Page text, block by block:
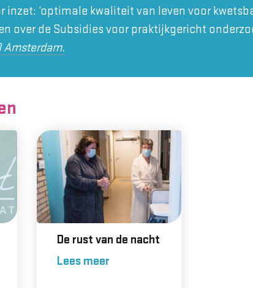
inzet: ‘optimale kwaliteit van leven voor
over de Subsidies voor praktijkgericht
Amsterdam.
De rust van de nacht
Lees meer